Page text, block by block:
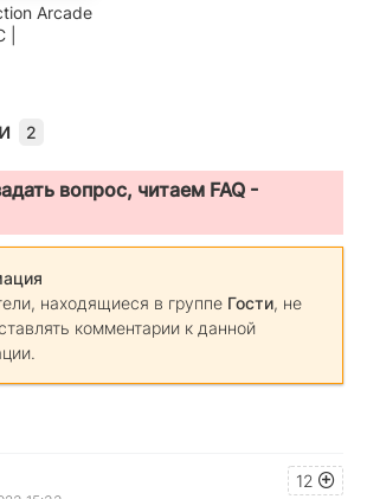
Arcade
2
вопрос, читаем FAQ -
находящиеся в группе Гости, не
комментарии к данной
12